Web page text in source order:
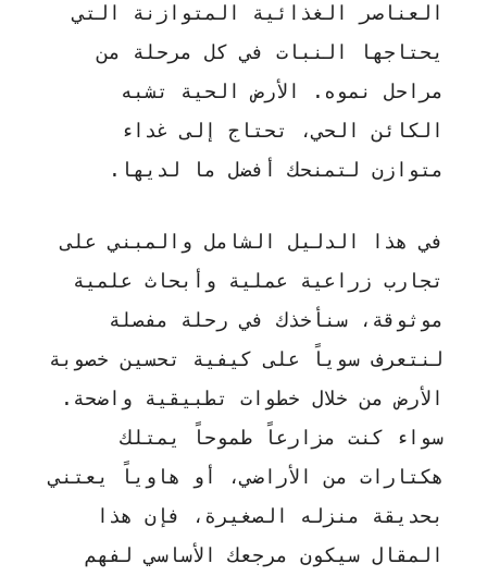
العناصر الغذائية المتوازنة التي
يحتاجها النبات في كل مرحلة من
مراحل نموه. الأرض الحية تشبه
الكائن الحي، تحتاج إلى غداء
متوازن لتمنحك أفضل ما لديها.
في هذا الدليل الشامل والمبني على
تجارب زراعية عملية وأبحاث علمية
موثوقة، سنأخذك في رحلة مفصلة
لنتعرف سوياً على كيفية تحسين خصوبة
الأرض من خلال خطوات تطبيقية واضحة.
سواء كنت مزارعاً طموحاً يمتلك
هكتارات من الأراضي، أو هاوياً يعتني
بحديقة منزله الصغيرة، فإن هذا
المقال سيكون مرجعك الأساسي لفهم